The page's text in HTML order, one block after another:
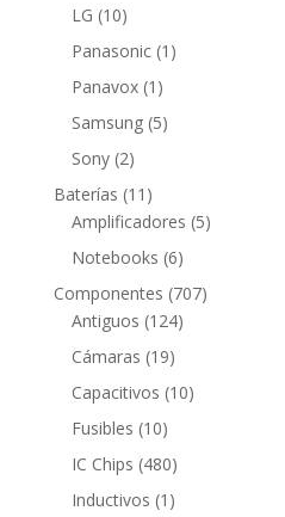
LG 1010
productos
Panasonic 1 1
Panavox 1 1
producto
Samsung 55
Sony 22
productos
Baterías 11 11
productos
Amplificadores 55
Notebooks 66
productos
Componentes 707707
Antiguos 124124
Cámaras 1919
productos
Capacitivos 1010
Fusibles 1010
productos
IC Chips 480480
productos
Inductivos 1 1